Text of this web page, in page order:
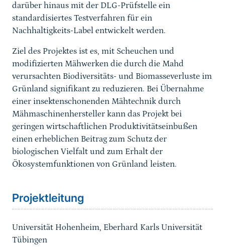
darüber hinaus mit der DLG-Prüfstelle ein
standardisiertes Testverfahren für ein
Nachhaltigkeits-Label entwickelt werden.
Ziel des Projektes ist es, mit Scheuchen und
modifizierten Mähwerken die durch die Mahd
verursachten Biodiversitäts- und Biomasseverluste im
Grünland signifikant zu reduzieren. Bei Übernahme
einer insektenschonenden Mähtechnik durch
Mähmaschinenhersteller kann das Projekt bei
geringen wirtschaftlichen Produktivitätseinbußen
einen erheblichen Beitrag zum Schutz der
biologischen Vielfalt und zum Erhalt der
Ökosystemfunktionen von Grünland leisten.
Sprungmarke
Projektleitung
Universität Hohenheim, Eberhard Karls Universität
Tübingen